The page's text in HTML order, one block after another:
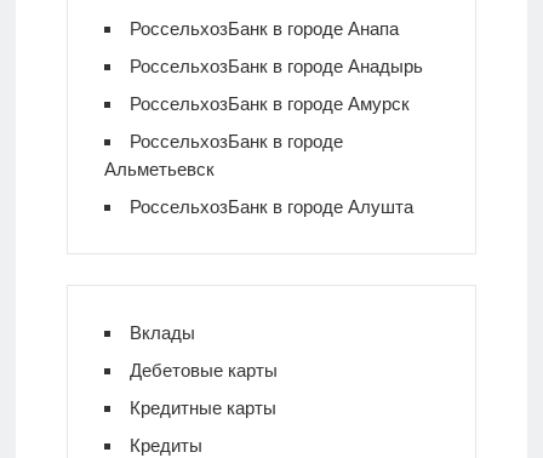
РоссельхозБанк в городе Анапа
РоссельхозБанк в городе Анадырь
РоссельхозБанк в городе Амурск
РоссельхозБанк в городе
Альметьевск
РоссельхозБанк в городе Алушта
Вклады
Дебетовые карты
Кредитные карты
Кредиты